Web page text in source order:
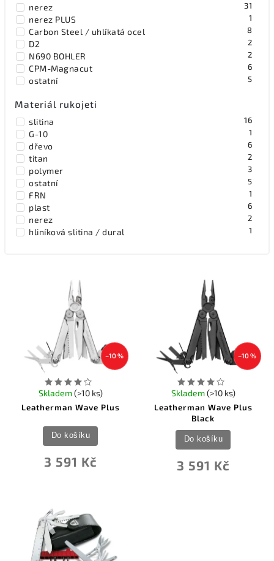
Flexcut 1
Gerber 52
Kanetsune 1
Lansky 1
Leatherman 83
Marbles 1
Mikov 8
MTech
NexTool 14
Nordic Pocket Saw 5
Opinel 3
Ostatní 1
Ostatní 1
Silky Japan 24
Smith & Wesson 1
SOG Knives 9
Spyderco 1
TOPS 1
nerez 31
nerez PLUS 1
Carbon Steel / uhlíkatá ocel 8
D2 2
N690 BOHLER 2
CPM-Magnacut 6
ostatní 5
Materiál rukojeti
slitina 16
G-10 1
dřevo 6
titan 2
polymer 3
ostatní 5
FRN 1
plast 6
nerez 2
hliníková slitina / dural 1
–10 %
Leatherman Wave Plus
Skladem(>10 ks)
3 591 Kč
Do košíku
–10 %
Leatherman Wave Plus
Black
Skladem(>10 ks)
3 591 Kč
Do košíku